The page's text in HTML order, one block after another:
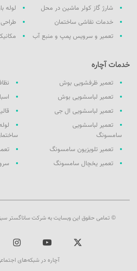
شارژ گاز کولر ماشین در محل
خدمات نقاشی ساختمان
تعمیر و سرویس پمپ و منبع آب
لوله
خدمات آچاره
تعمیر ظرفشویی بوش
تعمیر لباسشویی بوش
تعمیر لباسشویی ال جی
تعمیر لباسشویی
سامسونگ
تعمیر تلویزیون سامسونگ
تعمیر یخچال سامسونگ
© تمامی حقوق این وبسایت به شرکت ساناگستر سبز
یوتیوب
آچاره در شبکه‌های